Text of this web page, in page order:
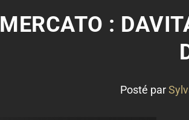
MERCATO :
Posté par